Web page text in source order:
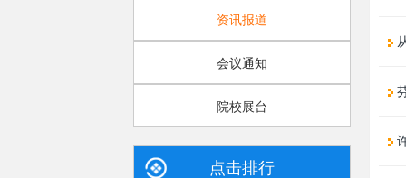
资讯报道
会议通知
院校展台
点击排行